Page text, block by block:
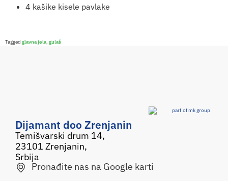
4 kašike kisele pavlake
Tagged glavna jela, gulaš
Dijamant doo Zrenjanin
Temišvarski drum 14,
23101 Zrenjanin,
Srbija
Pronađite nas na Google karti